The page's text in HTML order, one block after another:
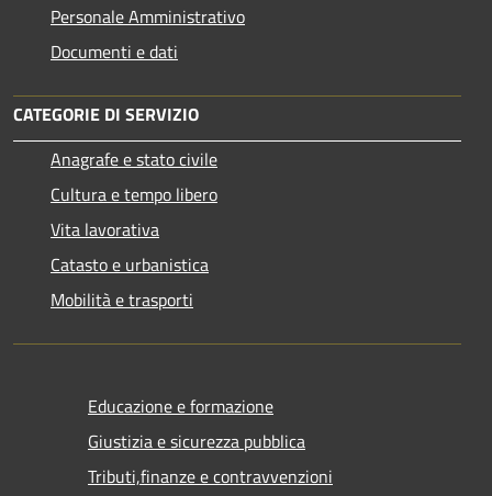
Personale Amministrativo
Documenti e dati
CATEGORIE DI SERVIZIO
Anagrafe e stato civile
Cultura e tempo libero
Vita lavorativa
Catasto e urbanistica
Mobilità e trasporti
Educazione e formazione
Giustizia e sicurezza pubblica
Tributi,finanze e contravvenzioni